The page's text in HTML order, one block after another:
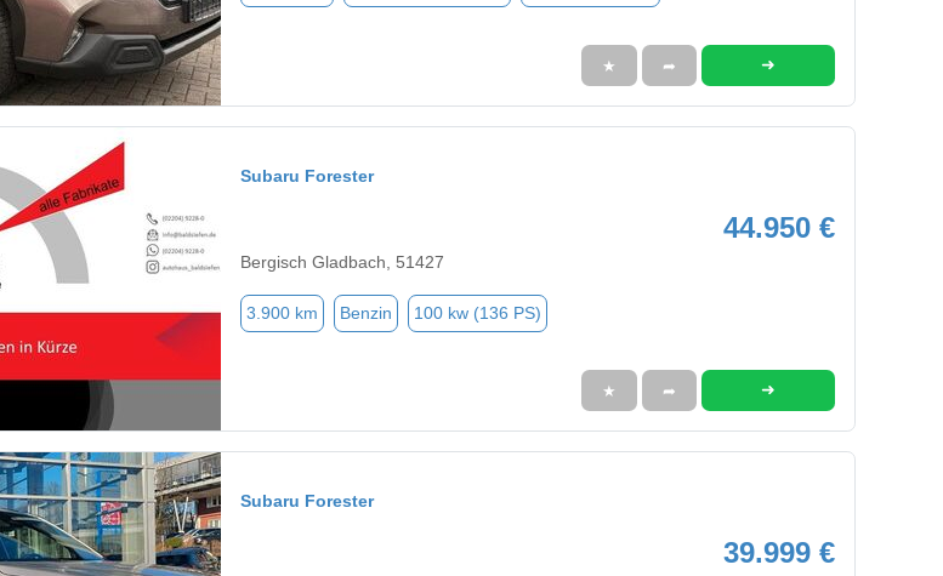
★ ➦ ➜
Subaru Forester
44.950 €
Bergisch Gladbach, 51427
3.900 km Benzin 100 kw (136 PS)
★ ➦ ➜
Subaru Forester
39.999 €